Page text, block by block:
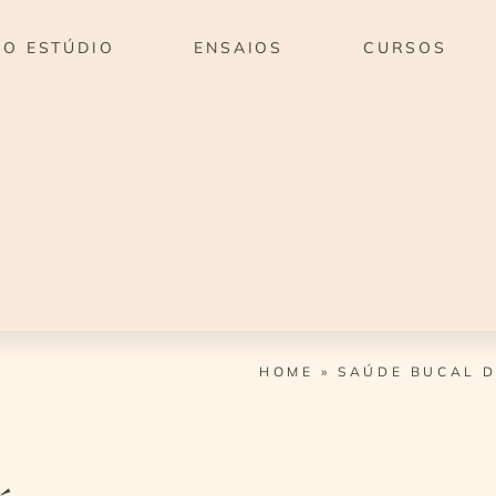
O ESTÚDIO ENSAIOS CURSOS
HOME »SAÚDE BUCAL